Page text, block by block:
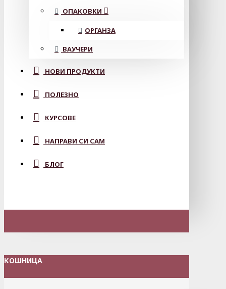
ОПАКОВКИ
ОРГАНЗА
ВАУЧЕРИ
НОВИ ПРОДУКТИ
ПОЛЕЗНО
КУРСОВЕ
НАПРАВИ СИ САМ
БЛОГ
КОШНИЦА